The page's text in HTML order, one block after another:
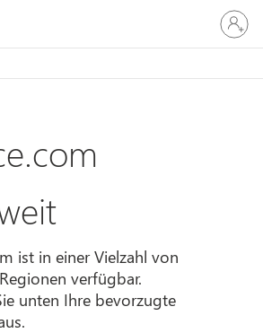
Bei
Ihrem
Konto
ist in einer Vielzahl von
verfügbar.
unten Ihre bevorzugte